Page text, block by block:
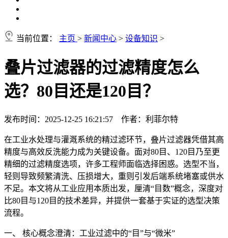
当前位置： 主页 > 新闻中心 > 设备知识 >
叠片过滤器的过滤精度怎么
选？80目还是120目？
发布时间：2025-12-25 16:21:57 作者：利菲尔特
在工业水处理与灌溉系统的精过滤环节，叠片过滤器凭借其高
精度与高效反洗能力成为关键设备。面对80目、120目乃至更
精细的过滤精度选项，许多工程师面临选择困惑。选型不当，
轻则导致频繁清洗、压损增大，重则引发后端系统堵塞或供水
不足。本文将从工业应用本质出发，厘清“目数”概念，深度对
比80目与120目的技术差异，并提供一套基于实证的选型决策
流程。
一、 核心概念澄清：工业过滤中的“目”与“微米”